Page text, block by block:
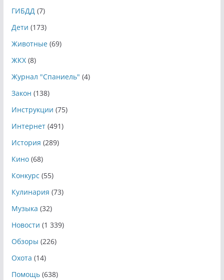
ГИБДД(7)
Дети (173)
Животные(69)
ЖКХ(8)
Журнал "Спаниель" (4)
Закон (138)
Инструкции (75)
Интернет(491)
История (289)
Кино(68)
Конкурс (55)
Кулинария (73)
Музыка (32)
Новости (1 339)
Обзоры (226)
Охота (14)
Помощь(638)